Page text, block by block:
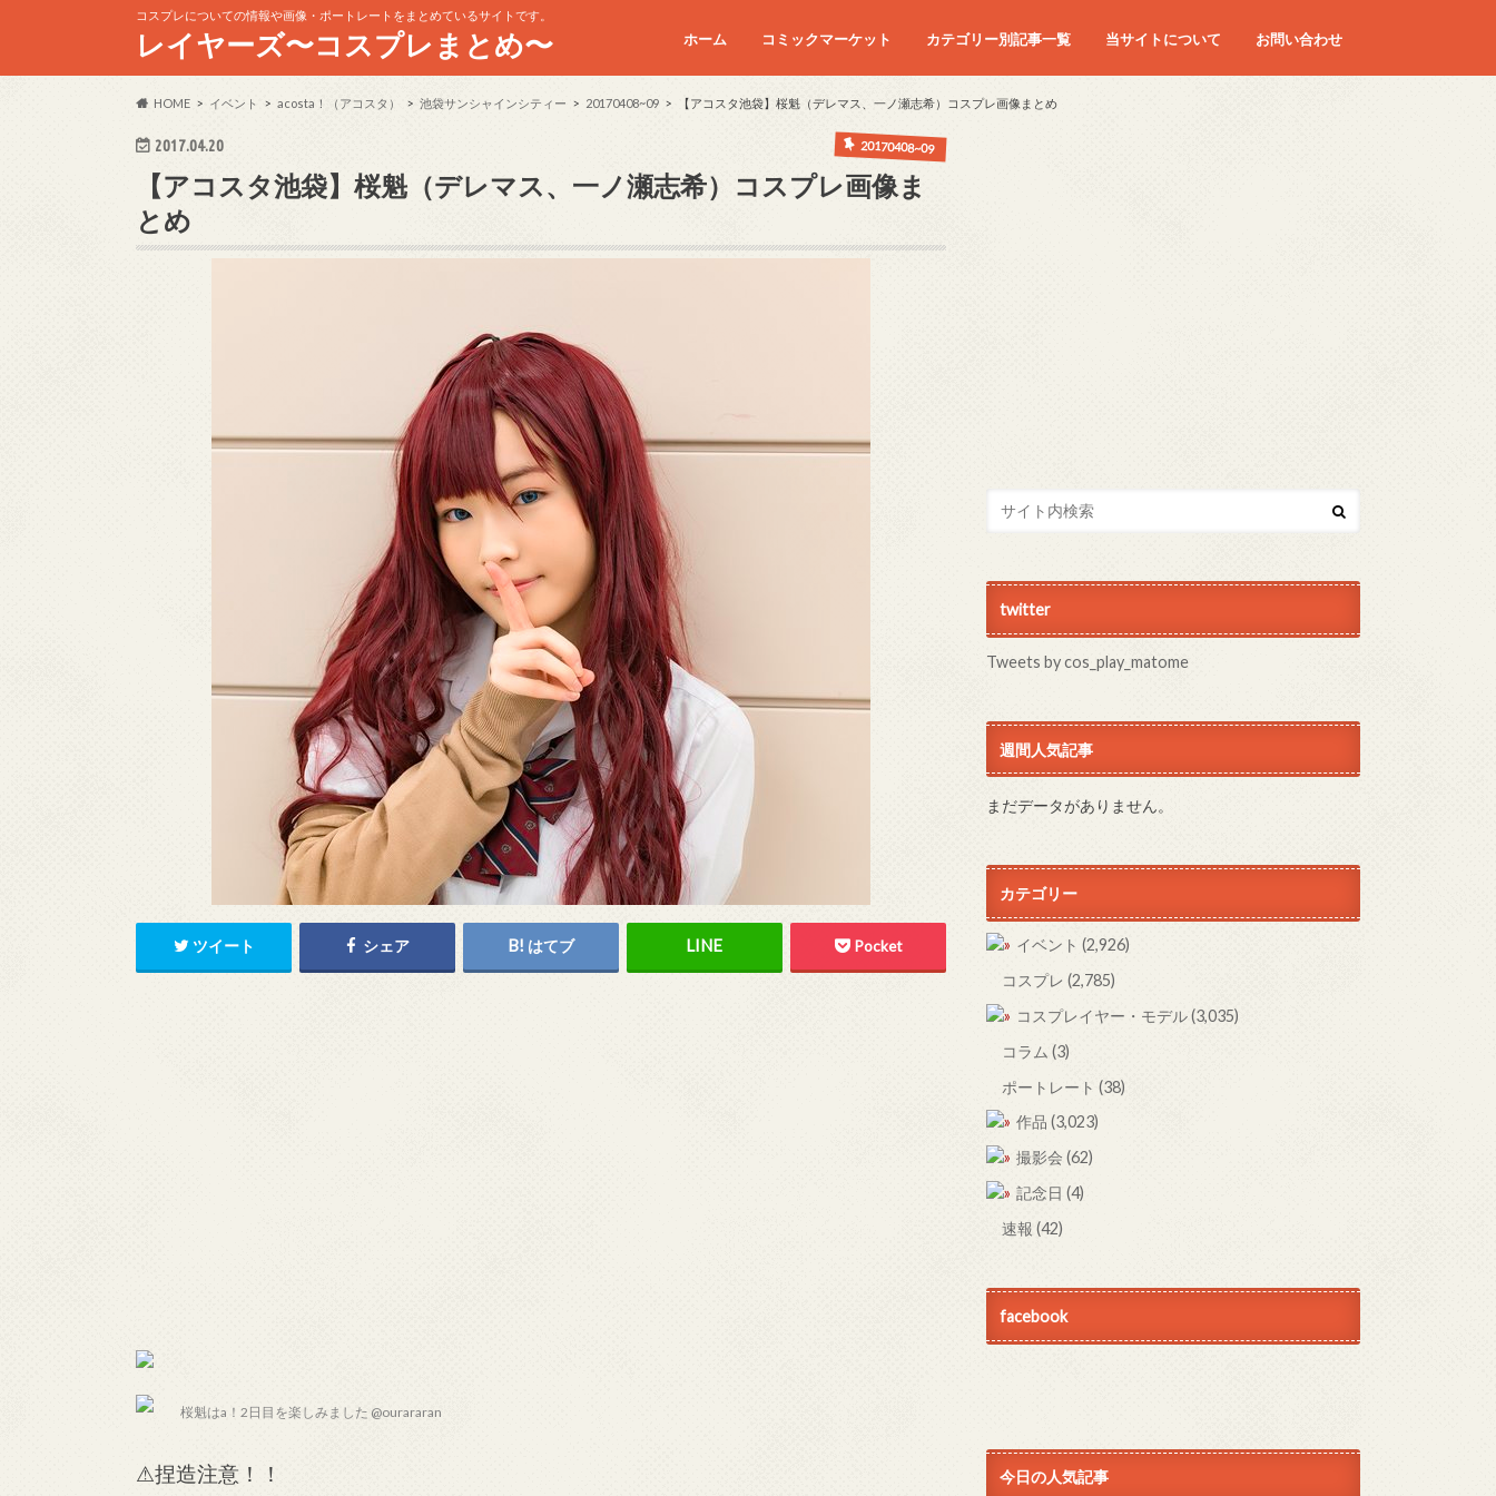
コスプレについての情報や画像・ポートレートをまとめているサイトです。
レイヤーズ〜コスプレまとめ〜 ホーム コミックマーケット
コミケC90
コミケC91
コミケC92
コミケC93
コミケC94
コミケC95
カテゴリー別記事一覧 当サイトについて お問い合わせ
HOME イベント acosta！（アコスタ） 池袋サンシャインシティー 20170408~09 【アコスタ池袋】桜魁（デレマス、一ノ瀬志希）コスプレ画像まとめ
2017.04.20 20170408~09
【アコスタ池袋】桜魁（デレマス、一ノ瀬志希）コスプレ画像ま
とめ
ツイート シェア はてブ Pocket
桜魁はa！2日目を楽しみました @ourararan
⚠捏造注意！！
twitter
Tweets by cos_play_matome
週間人気記事
まだデータがありません。
カテゴリー
イベント (2,926)
コスプレ (2,785)
コスプレイヤー・モデル(3,035)
コラム (3)
ポートレート (38)
作品 (3,023)
撮影会 (62)
記念日 (4)
速報 (42)
facebook
今日の人気記事